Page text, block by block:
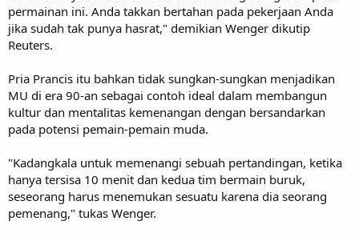
permainan ini. Anda takkan bertahan pada pekerjaan Anda
jika sudah tak punya hasrat," demikian Wenger dikutip
Reuters.
Pria Prancis itu bahkan tidak sungkan-sungkan menjadikan
MU di era 90-an sebagai contoh ideal dalam membangun
kultur dan mentalitas kemenangan dengan bersandarkan
pada potensi pemain-pemain muda.
"Kadangkala untuk memenangi sebuah pertandingan, ketika
hanya tersisa 10 menit dan kedua tim bermain buruk,
seseorang harus menemukan sesuatu karena dia seorang
pemenang," tukas Wenger.